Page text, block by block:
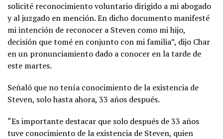
solicité reconocimiento voluntario dirigido a mi abogado
y al juzgado en mención. En dicho documento manifesté
mi intención de reconocer a Steven como mi hijo,
decisión que tomé en conjunto con mi familia”, dijo Char
en un pronunciamiento dado a conocer en la tarde de
este martes.
Señaló que no tenía conocimiento de la existencia de
Steven, solo hasta ahora, 33 años después.
“Es importante destacar que solo después de 33 años
tuve conocimiento de la existencia de Steven, quien